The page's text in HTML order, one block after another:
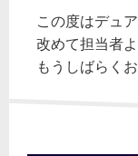
この度はデュ
改めて担当者
もうしばらく